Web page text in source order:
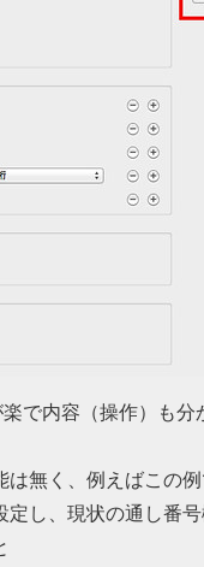
で内容（操作）も
無く、例えばこの
し、現状の通し番号